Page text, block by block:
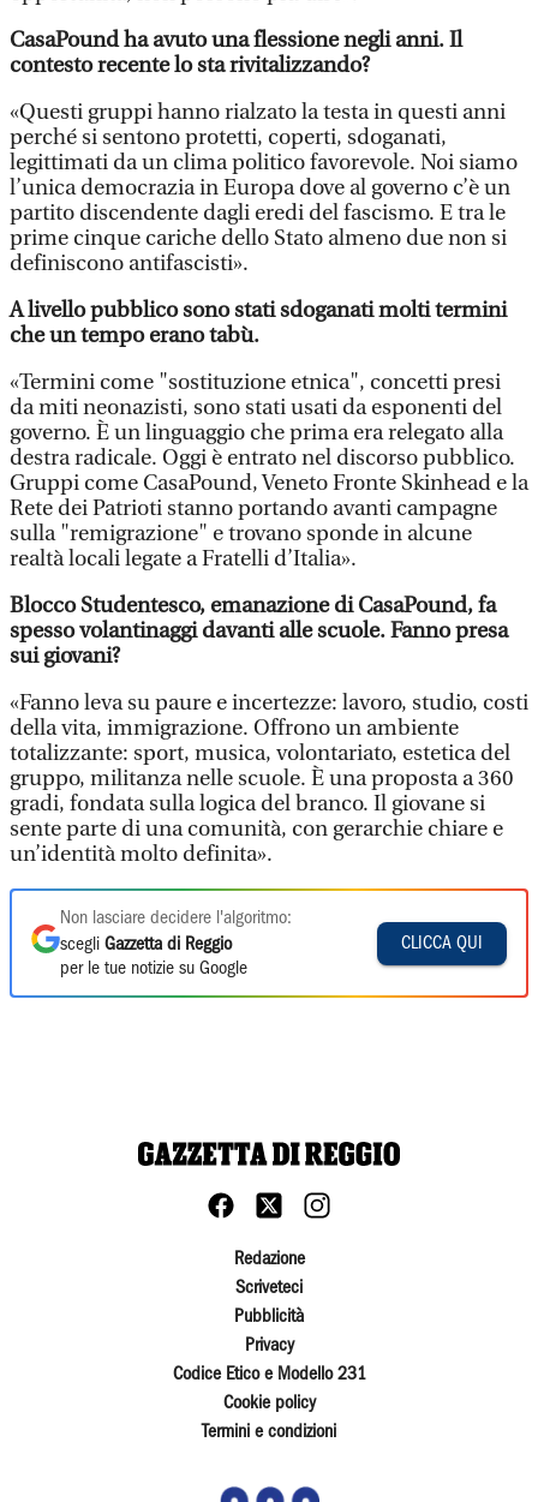
CasaPound ha avuto una flessione negli anni. Il
contesto recente lo sta rivitalizzando?
«Questi gruppi hanno rialzato la testa in questi anni
perché si sentono protetti, coperti, sdoganati,
legittimati da un clima politico favorevole. Noi siamo
l’unica democrazia in Europa dove al governo c’è un
partito discendente dagli eredi del fascismo. E tra le
prime cinque cariche dello Stato almeno due non si
definiscono antifascisti».
A livello pubblico sono stati sdoganati molti termini
che un tempo erano tabù.
«Termini come "sostituzione etnica", concetti presi
da miti neonazisti, sono stati usati da esponenti del
governo. È un linguaggio che prima era relegato alla
destra radicale. Oggi è entrato nel discorso pubblico.
Gruppi come CasaPound, Veneto Fronte Skinhead e la
Rete dei Patrioti stanno portando avanti campagne
sulla "remigrazione" e trovano sponde in alcune
realtà locali legate a Fratelli d’Italia».
Blocco Studentesco, emanazione di CasaPound, fa
spesso volantinaggi davanti alle scuole. Fanno presa
sui giovani?
«Fanno leva su paure e incertezze: lavoro, studio, costi
della vita, immigrazione. Offrono un ambiente
totalizzante: sport, musica, volontariato, estetica del
gruppo, militanza nelle scuole. È una proposta a 360
gradi, fondata sulla logica del branco. Il giovane si
sente parte di una comunità, con gerarchie chiare e
un’identità molto definita».
Non lasciare decidere l'algoritmo:
scegli Gazzetta di Reggio
per le tue notizie su Google
CLICCA QUI
Redazione
Scriveteci
Pubblicità
Privacy
Codice Etico e Modello 231
Cookie policy
Termini e condizioni